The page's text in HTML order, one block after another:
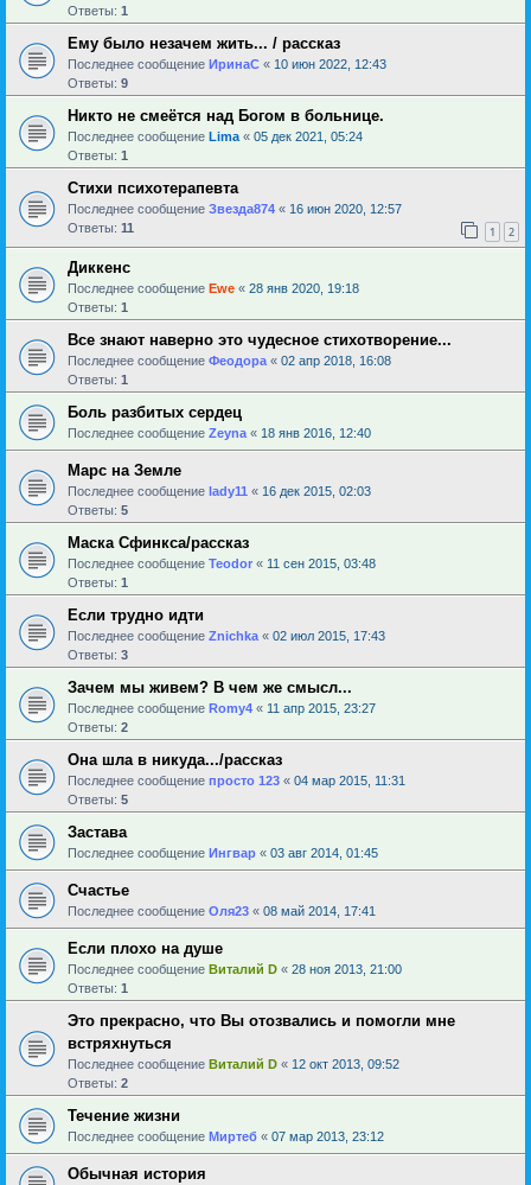
Ответы: 1
Ему было незачем жить... / рассказ
Последнее сообщение ИринаC « 10 июн 2022, 12:43
Ответы: 9
Никто не смеётся над Богом в больнице.
Последнее сообщение Lima « 05 дек 2021, 05:24
Ответы: 1
Стихи психотерапевта
Последнее сообщение Звезда874 « 16 июн 2020, 12:57
Ответы: 11 1 2
Диккенс
Последнее сообщение Ewe « 28 янв 2020, 19:18
Ответы: 1
Все знают наверно это чудесное стихотворение...
Последнее сообщение Феодора « 02 апр 2018, 16:08
Ответы: 1
Боль разбитых сердец
Последнее сообщение Zeyna « 18 янв 2016, 12:40
Марс на Земле
Последнее сообщение lady11 « 16 дек 2015, 02:03
Ответы: 5
Маска Сфинкса/рассказ
Последнее сообщение Teodor « 11 сен 2015, 03:48
Ответы: 1
Если трудно идти
Последнее сообщение Znichka « 02 июл 2015, 17:43
Ответы: 3
Зачем мы живем? В чем же смысл...
Последнее сообщение Romy4 « 11 апр 2015, 23:27
Ответы: 2
Она шла в никуда.../рассказ
Последнее сообщение просто 123 « 04 мар 2015, 11:31
Ответы: 5
Застава
Последнее сообщение Ингвар « 03 авг 2014, 01:45
Счастье
Последнее сообщение Оля23 « 08 май 2014, 17:41
Если плохо на душе
Последнее сообщение Виталий D « 28 ноя 2013, 21:00
Ответы: 1
Это прекрасно, что Вы отозвались и помогли мне
встряхнуться
Последнее сообщение Виталий D « 12 окт 2013, 09:52
Ответы: 2
Течение жизни
Последнее сообщение Миртеб « 07 мар 2013, 23:12
Обычная история